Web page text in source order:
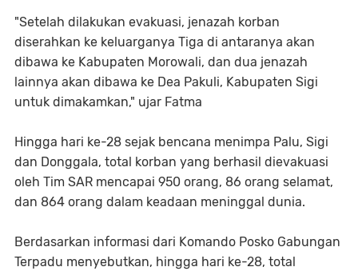
"Setelah dilakukan evakuasi, jenazah korban
diserahkan ke keluarganya Tiga di antaranya akan
dibawa ke Kabupaten Morowali, dan dua jenazah
lainnya akan dibawa ke Dea Pakuli, Kabupaten Sigi
untuk dimakamkan," ujar Fatma
Hingga hari ke-28 sejak bencana menimpa Palu, Sigi
dan Donggala, total korban yang berhasil dievakuasi
oleh Tim SAR mencapai 950 orang, 86 orang selamat,
dan 864 orang dalam keadaan meninggal dunia.
Berdasarkan informasi dari Komando Posko Gabungan
Terpadu menyebutkan, hingga hari ke-28, total